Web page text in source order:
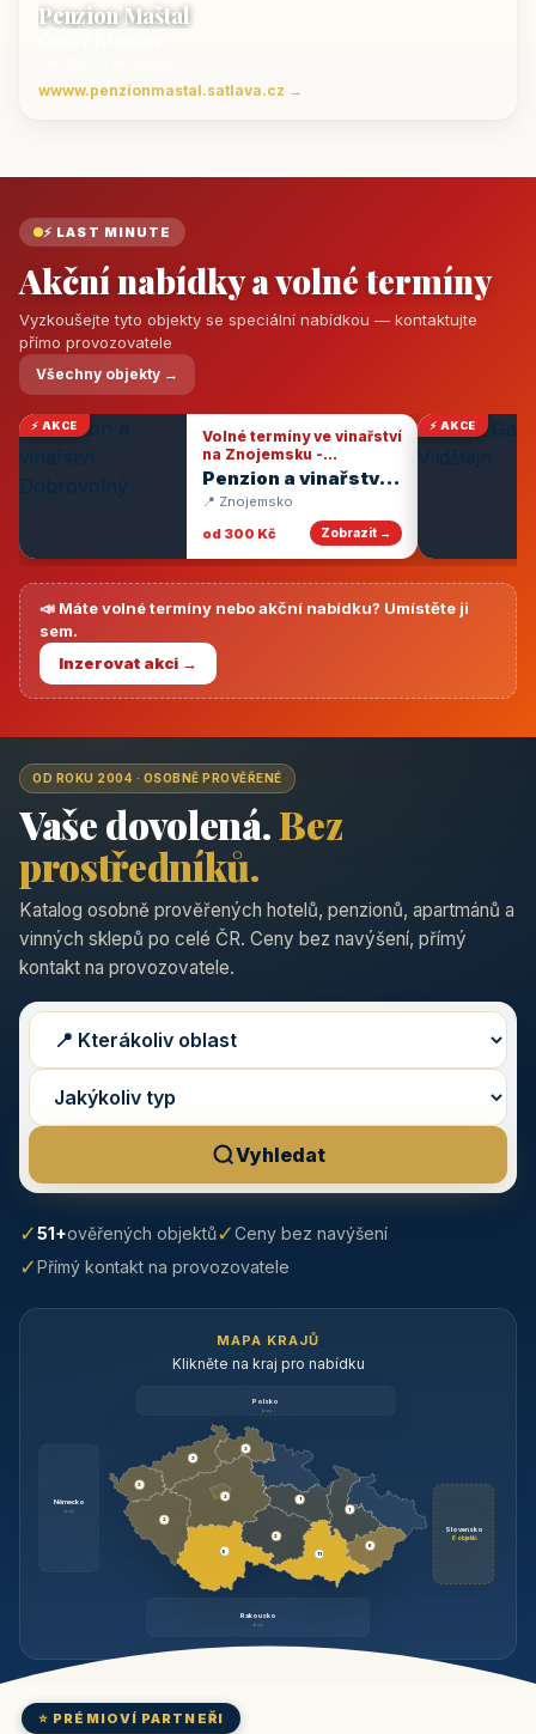
Penzion Maštal
wwww.penzionmastal.satlava.cz →
⚡ LAST MINUTE
Akční nabídky a volné termíny
Vyzkoušejte tyto objekty se speciální nabídkou — kontaktujte
přímo provozovatele
Všechny objekty →
⚡ AKCE
Volné termíny ve vinařství
na Znojemsku -
degustace vín
Penzion a vinařství
Dobrovolný
📍 Znojemsko
od 300 Kč
Zobrazit →
⚡ AKCE
📣 Máte volné termíny nebo akční nabídku? Umístěte ji
sem.
Inzerovat akci →
OD ROKU 2004 · OSOBNĚ PROVĚŘENÉ
Vaše dovolená.Bez
prostředníků.
Katalog osobně prověřených hotelů, penzionů, apartmánů a
vinných sklepů po celé ČR. Ceny bez navýšení, přímý
kontakt na provozovatele.
Vyhledat
✓51+ověřených objektů✓Ceny bez navýšení
✓Přímý kontakt na provozovatele
MAPA KRAJŮ
Klikněte na kraj pro nabídku
Polsko
brzy
Německo
brzy
Slovensko
6 objektů
Rakousko
brzy
3
9
3
3
3
3
1
2
11
1
6
⭐ PRÉMIOVÍ PARTNEŘI